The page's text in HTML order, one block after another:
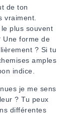
de ton
vraiment.
plus souvent
Une forme de
? Si tu
amples
indice.
je me sens
? Tu peux
différentes